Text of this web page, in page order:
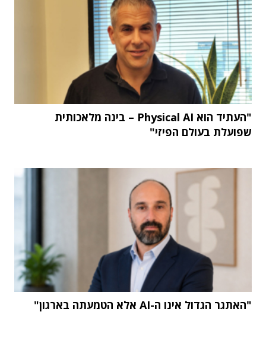
"העתיד הוא Physical AI – בינה מלאכותית
שפועלת בעולם הפיזי"
"האתגר הגדול אינו ה-AI אלא הטמעתה בארגון"